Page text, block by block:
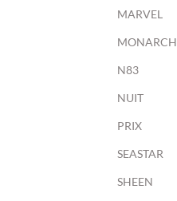
MARVEL
MONARCH
N83
NUIT
PRIX
SEASTAR
SHEEN